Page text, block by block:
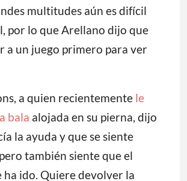
multitudes aún es difícil
por lo que Arellano dijo que
a un juego primero para ver
a quien recientemente le
bala alojada en su pierna, dijo
la ayuda y que se siente
también siente que el
ha ido. Quiere devolver la